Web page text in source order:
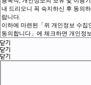
닫기
닫기
닫기